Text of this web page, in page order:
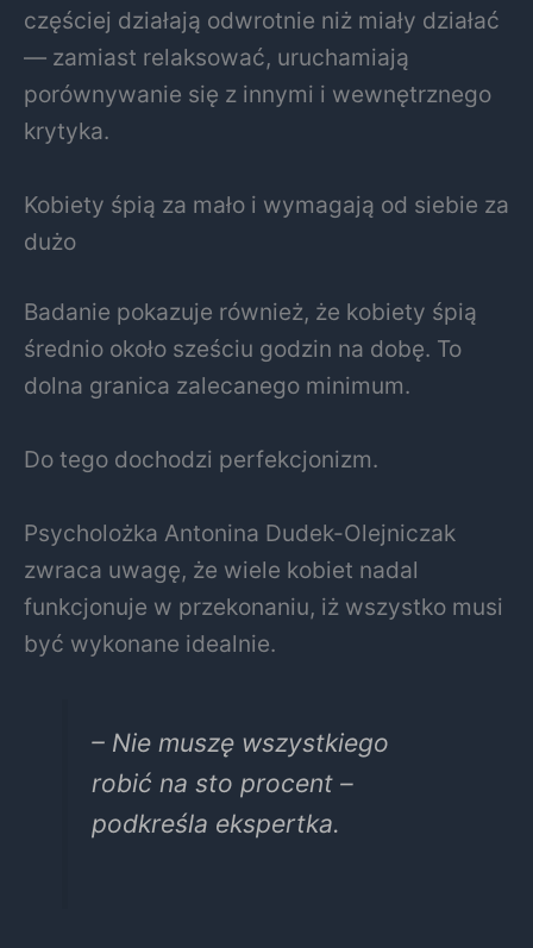
częściej działają odwrotnie niż miały działać
— zamiast relaksować, uruchamiają
porównywanie się z innymi i wewnętrznego
krytyka.
Kobiety śpią za mało i wymagają od siebie za
dużo
Badanie pokazuje również, że kobiety śpią
średnio około sześciu godzin na dobę. To
dolna granica zalecanego minimum.
Do tego dochodzi perfekcjonizm.
Psycholożka Antonina Dudek-Olejniczak
zwraca uwagę, że wiele kobiet nadal
funkcjonuje w przekonaniu, iż wszystko musi
być wykonane idealnie.
– Nie muszę wszystkiego
robić na sto procent –
podkreśla ekspertka.